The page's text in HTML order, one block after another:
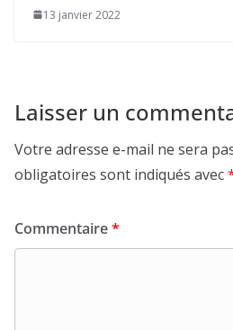
13 janvier 2022
Laisser un
Votre adresse e-mail ne sera
obligatoires sont indiqués avec
Commentaire*